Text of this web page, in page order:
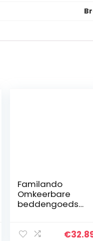
Familando
Omkeerbare
beddengoedset
cm 80 x 80 cm,
€